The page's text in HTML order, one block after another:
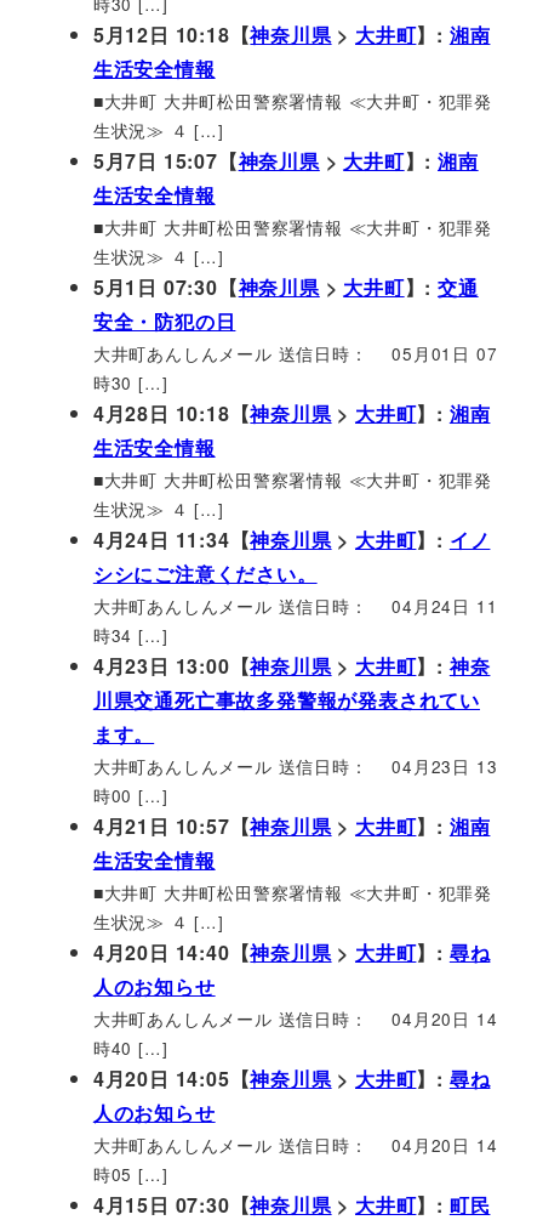
5月12日 10:18【神奈川県> 大井町】: 湘南
生活安全情報
■大井町 大井町松田警察署情報 ≪大井町・犯罪発
生状況≫ ４ […]
5月7日 15:07【神奈川県> 大井町】:湘南
生活安全情報
■大井町 大井町松田警察署情報 ≪大井町・犯罪発
生状況≫ ４ […]
5月1日 07:30【神奈川県> 大井町】:交通
安全・防犯の日
大井町あんしんメール 送信日時： 05月01日 07
時30 […]
4月28日 10:18【神奈川県> 大井町】: 湘南
生活安全情報
■大井町 大井町松田警察署情報 ≪大井町・犯罪発
生状況≫ ４ […]
4月24日 11:34【神奈川県> 大井町】: イノ
シシにご注意ください。
大井町あんしんメール 送信日時： 04月24日 11
時34 […]
4月23日 13:00【神奈川県> 大井町】:神奈
川県交通死亡事故多発警報が発表されてい
ます。
大井町あんしんメール 送信日時： 04月23日 13
時00 […]
4月21日 10:57【神奈川県> 大井町】: 湘南
生活安全情報
■大井町 大井町松田警察署情報 ≪大井町・犯罪発
生状況≫ ４ […]
4月20日 14:40【神奈川県> 大井町】: 尋ね
人のお知らせ
大井町あんしんメール 送信日時： 04月20日 14
時40 […]
4月20日 14:05【神奈川県> 大井町】: 尋ね
人のお知らせ
大井町あんしんメール 送信日時： 04月20日 14
時05 […]
4月15日 07:30【神奈川県> 大井町】: 町民